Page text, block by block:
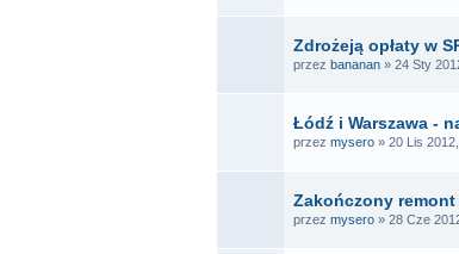
Zdrożeją opłaty w
przez bananan » 24 Sty
Łódź i Warszawa -
przez mysero » 20 Lis
Zakończony
przez mysero » 28 Cze